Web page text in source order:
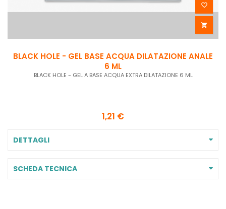


BLACK HOLE - GEL BASE ACQUA DILATAZIONE ANALE
6 ML
BLACK HOLE - GEL A BASE ACQUA EXTRA DILATAZIONE 6 ML
1,21 €
DETTAGLI
SCHEDA TECNICA